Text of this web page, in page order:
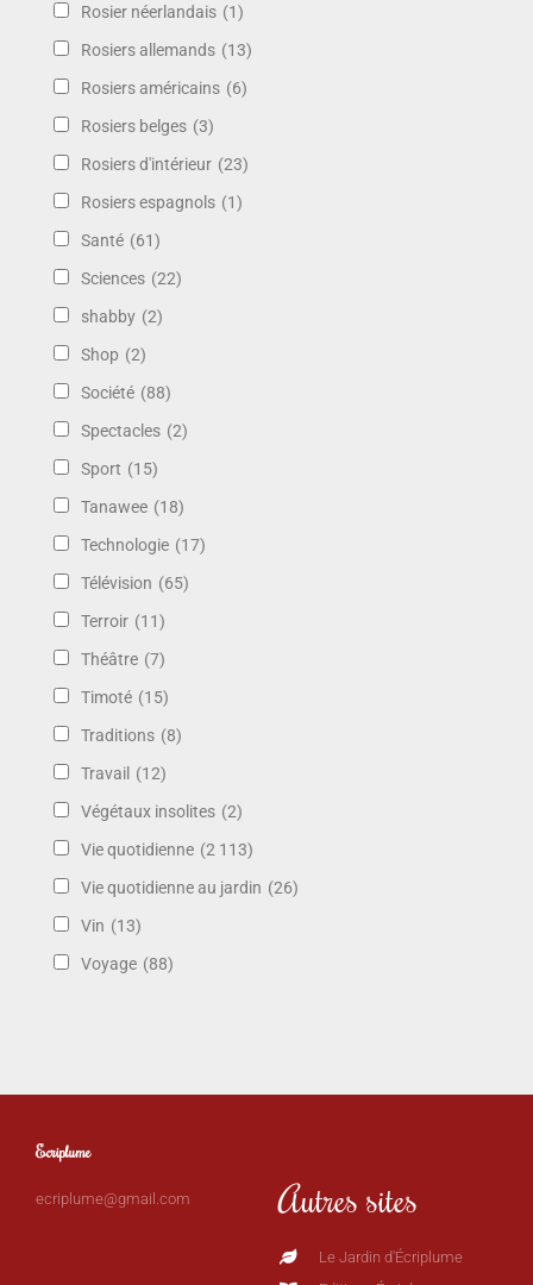
Rosier néerlandais (1)
Rosiers allemands (13)
Rosiers américains (6)
Rosiers belges (3)
Rosiers d'intérieur (23)
Rosiers espagnols (1)
Santé (61)
Sciences (22)
shabby (2)
Shop (2)
Société (88)
Spectacles (2)
Sport (15)
Tanawee (18)
Technologie (17)
Télévision (65)
Terroir (11)
Théâtre (7)
Timoté (15)
Traditions (8)
Travail (12)
Végétaux insolites (2)
Vie quotidienne (2 113)
Vie quotidienne au jardin (26)
Vin (13)
Voyage (88)
Ecriplume
ecriplume@gmail.com Autres sites
Le Jardin d'Écriplume